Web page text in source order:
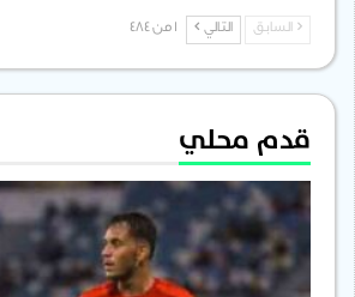
السابق التالي
قدم محلي